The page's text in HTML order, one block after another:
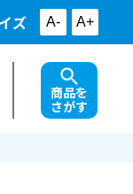
ズ A- A+
商品を
さがす